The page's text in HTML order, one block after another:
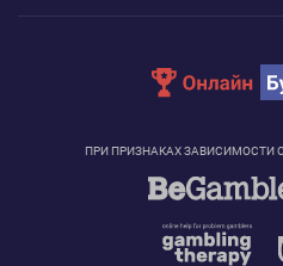
ПРИ ПРИЗНАКАХ ЗАВИСИМОСТИ